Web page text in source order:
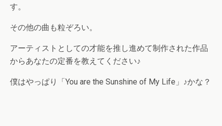
す。
その他の曲も粒ぞろい。
アーティストとしての才能を推し進めて制作された作品
からあなたの定番を教えてください♪
僕はやっぱり「You are the Sunshine of My Life」♪かな？